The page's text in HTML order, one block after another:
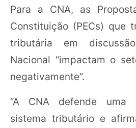
Para a CNA, as
Constituição (PECs) que
tributária em
Nacional “impactam o
negativamente”.
“A CNA defende uma
sistema tributário e